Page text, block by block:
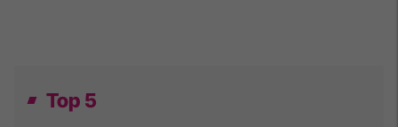
Top 5